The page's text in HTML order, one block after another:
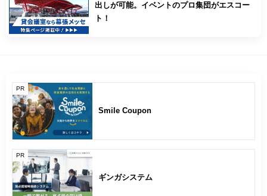
出しが可能。イベントのプロ集団がエスコー
ト！
PR
Smile Coupon
PR
ギンガシステム